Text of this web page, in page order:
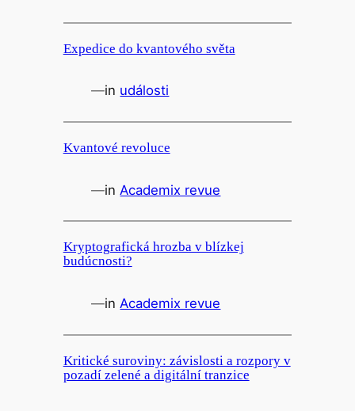
Expedice do kvantového světa
—in události
Kvantové revoluce
—in Academix revue
Kryptografická hrozba v blízkej
budúcnosti?
—inAcademix revue
Kritické suroviny: závislosti a rozpory v
pozadí zelené a digitální tranzice